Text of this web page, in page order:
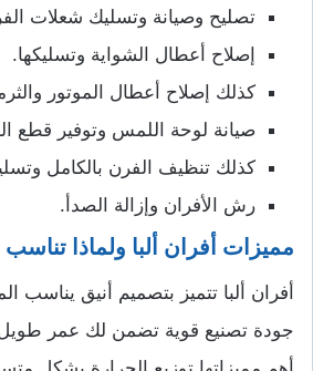
تصليح وصيانة وتسليك شعلات
إصلاح أعطال الشواية وتسليكها.
كذلك إصلاح أعطال الموتور
صيانة لوحة اللمس وتوفير قطع
كذلك تنظيف الفرن بالكامل
رش الأفران وإزالة الصدأ.
مميزات أفران ألبا ولماذا
أفران ألبا تتميز بتصميم أنيق يناسب
جودة تصنيع قوية تضمن لك عمر